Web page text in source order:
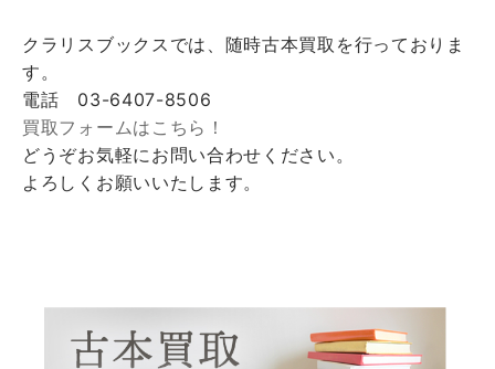
クラリスブックスでは、随時古本買取を行っておりま
す。
電話 03-6407-8506
買取フォームはこちら！
どうぞお気軽にお問い合わせください。
よろしくお願いいたします。